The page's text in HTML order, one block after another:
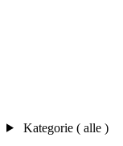
Kategorie ( alle )